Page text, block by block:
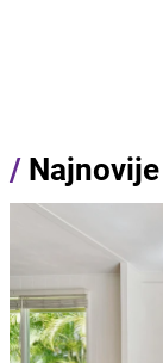
/ Najnovije